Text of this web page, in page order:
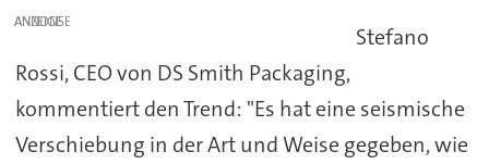
ANZEIGE
Stefano
Rossi, CEO von DS Smith Packaging,
kommentiert den Trend: "Es hat eine seismische
Verschiebung in der Art und Weise gegeben, wie